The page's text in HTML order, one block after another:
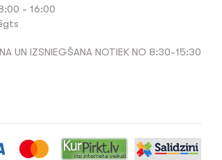
- 16:00
UN IZSNIEGŠANA NOTIEK NO 8:30-15:30